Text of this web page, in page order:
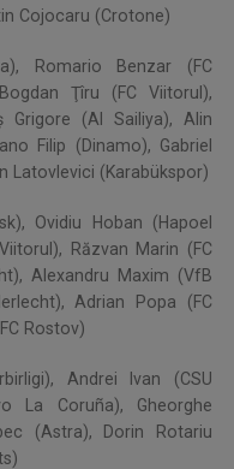
Cojocaru (Crotone)
Romario Benzar (FC
Ţîru (FC Viitorul),
Grigore (Al Sailiya), Alin
Filip (Dinamo), Gabriel
Latovlevici (Karabükspor)
Ovidiu Hoban (Hapoel
Răzvan Marin (FC
Alexandru Maxim (VfB
Adrian Popa (FC
Rostov)
Andrei Ivan (CSU
La Coruña), Gheorghe
(Astra), Dorin Rotariu